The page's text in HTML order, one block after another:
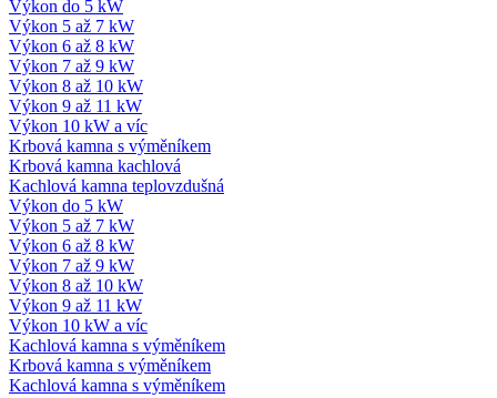
Výkon do 5 kW
Výkon 5 až 7 kW
Výkon 6 až 8 kW
Výkon 7 až 9 kW
Výkon 8 až 10 kW
Výkon 9 až 11 kW
Výkon 10 kW a víc
Krbová kamna s výměníkem
Krbová kamna kachlová
Kachlová kamna teplovzdušná
Výkon do 5 kW
Výkon 5 až 7 kW
Výkon 6 až 8 kW
Výkon 7 až 9 kW
Výkon 8 až 10 kW
Výkon 9 až 11 kW
Výkon 10 kW a víc
Kachlová kamna s výměníkem
Krbová kamna s výměníkem
Kachlová kamna s výměníkem